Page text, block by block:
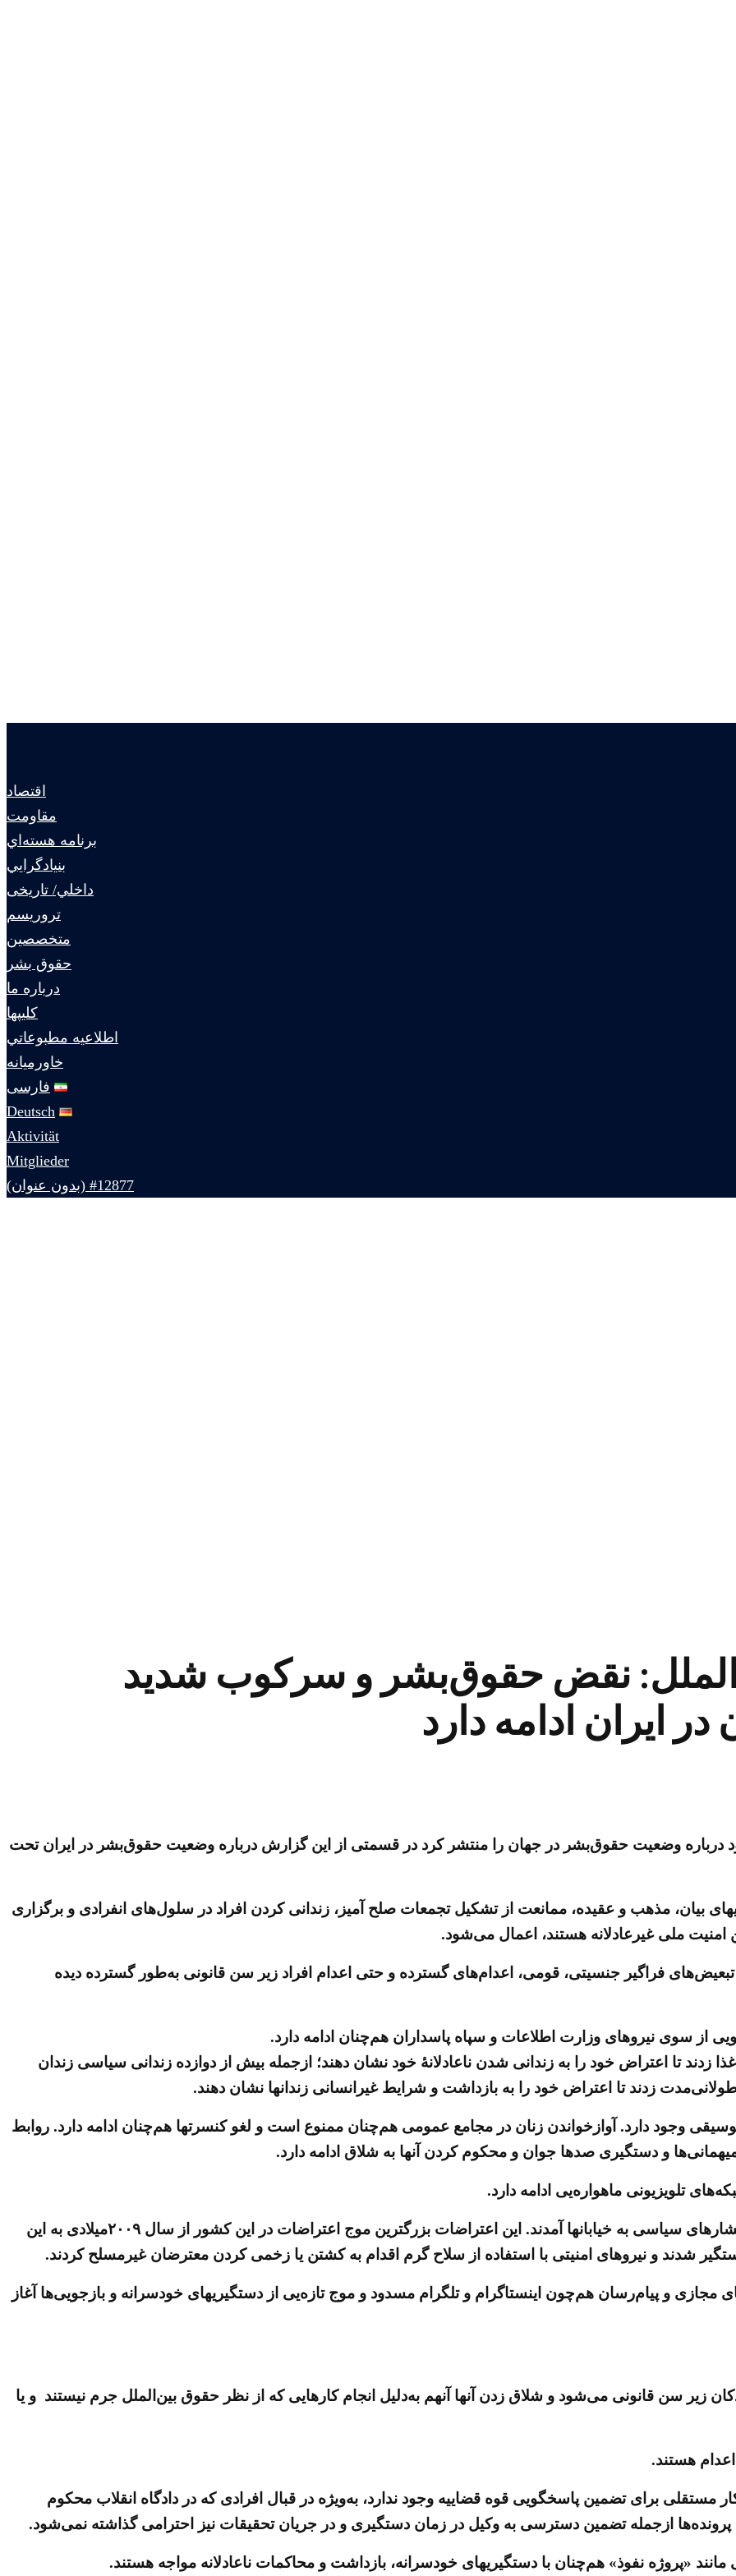
اقتصاد
مقاومت
برنامه هسته‌اي
بنيادگرايي
داخلي/ تاریخی
تروريسم
متخصصين
حقوق بشر
درباره ما
كليپها
اطلاعيه مطبوعاتي
خاورميانه
فارسی
Deutsch
Aktivität
Mitglieder
#12877 (بدون عنوان)
نقض حقوق‌بشر و سرکوب شدید
ایران ادامه دارد
2اسفند 96 گزارش سالانه خود درباره وضعیت حقوق‌بشر در جهان را منتشر کرد در قسمتی از این گزارش درباره وضعیت حقوق‌بشر در ایران تحت
بیان، مذهب و عقیده، ممانعت از تشکیل تجمعات صلح آمیز، زندانی کردن افراد در سلول‌های انفرادی و برگزاری
امنیت ملی غیرعادلانه هستند، اعمال می‌شود.
فراگیر جنسیتی، قومی، اعدام‌های گسترده و حتی اعدام افراد زیر سن قانونی به‌طور گسترده دیده
از سوی نیروهای وزارت اطلاعات و سپاه پاسداران هم‌چنان ادامه دارد.
غذا زدند تا اعتراض خود را به زندانی شدن ناعادلانۀ خود نشان دهند؛ ازجمله بیش از دوازده زندانی سیاسی زندان
زدند تا اعتراض خود را به بازداشت و شرایط غیرانسانی زندانها نشان دهند.
وجود دارد. آوازخواندن زنان در مجامع عمومی هم‌چنان ممنوع است و لغو کنسرتها هم‌چنان ادامه دارد. روابط
و دستگیری صدها جوان و محکوم کردن آنها به شلاق ادامه دارد.
تلویزیونی ماهواره‌یی ادامه دارد.
در ماه دسامبر هزاران ایرانی در اعتراض به فقر، فساد و فشارهای سیاسی به خیابانها آمدند. این اعتراضات بزرگترین موج اعتراضات در این کشور از سال ۲۰۰۹میلادی به این
شدند و نیروهای امنیتی با استفاده از سلاح گرم اقدام به کشتن یا زخمی کردن معترضان غیرمسلح کردند.
مجازی و پیام‌رسان هم‌چون اینستاگرام و تلگرام مسدود و موج تازه‌یی از دستگیریهای خودسرانه و بازجویی‌ها آغاز
زیر سن قانونی می‌شود و شلاق زدن آنها آنهم به‌دلیل انجام کارهایی که از نظر حقوق بین‌الملل جرم نیستند و یا
هستند.
مستقلی برای تضمین پاسخگویی قوه قضاییه وجود ندارد، به‌ویژه در قبال افرادی که در دادگاه انقلاب محکوم
ازجمله تضمین دسترسی به وکیل در زمان دستگیری و در جریان تحقیقات نیز احترامی گذاشته نمی‌شود.
مانند «پروژه نفوذ» هم‌چنان با دستگیریهای خودسرانه، بازداشت و محاکمات ناعادلانه مواجه هستند.